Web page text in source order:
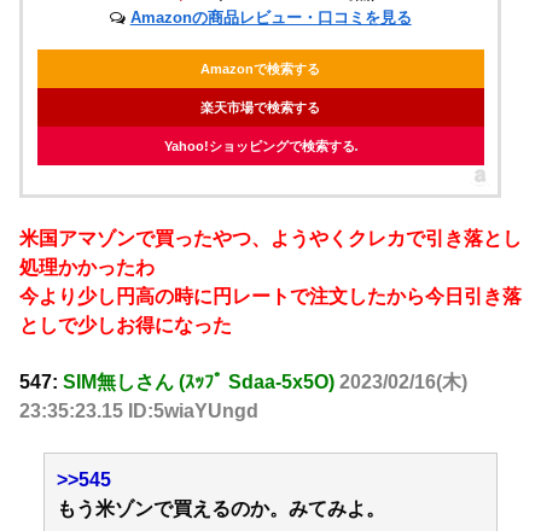
Amazonの商品レビュー・口コミを見る
Amazonで検索する
楽天市場で検索する
Yahoo!ショッピングで検索する
米国アマゾンで買ったやつ、ようやくクレカで引き落とし
処理かかったわ
今より少し円高の時に円レートで注文したから今日引き落
としで少しお得になった
547: SIM無しさん (ｽｯﾌﾟ Sdaa-5x5O) 2023/02/16(木)
23:35:23.15 ID:5wiaYUngd
>>545
もう米ゾンで買えるのか。みてみよ。